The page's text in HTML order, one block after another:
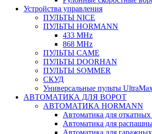
Устройства управления
ПУЛЬТЫ NICE
ПУЛЬТЫ HORMANN
433 MHz
868 MHz
ПУЛЬТЫ CAME
ПУЛЬТЫ DOORHAN
ПУЛЬТЫ SOMMER
СКУД
Универсальные пульты
АВТОМАТИКА ДЛЯ ВОРОТ
АВТОМАТИКА HORMANN
Автоматика для откатных
Автоматика для
Автоматика для